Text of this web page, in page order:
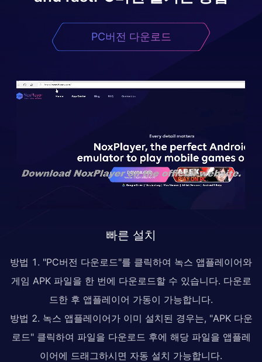
PC버전 다운로드
빠른 설치
방법 1. "PC버전 다운로드"를 클릭하여 녹스 앱플레이어와
게임 APK 파일을 한 번에 다운로드할 수 있습니다. 다운로
드한 후 앱플레이어 가동이 가능합니다.
방법 2. 녹스 앱플레이어가 이미 설치된 경우는, "APK 다운
로드" 클릭하여 파일을 다운로드 후에 해당 파일을 앱플레
이어에 드래그하시면 자동 설치 가능합니다.